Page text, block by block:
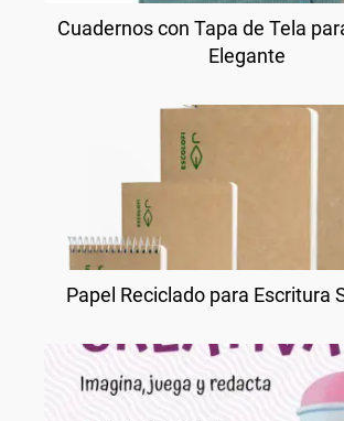
Cuadernos con Tapa de Tela
Elegante
Papel Reciclado para Escritura